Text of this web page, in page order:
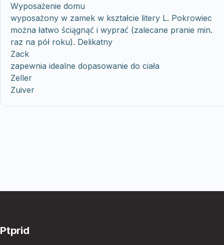
Wyposażenie domu
wyposażony w zamek w kształcie litery L. Pokrowiec
można łatwo ściągnąć i wyprać (zalecane pranie min.
raz na pół roku). Delikatny
Zack
zapewnia idealne dopasowanie do ciała
Zeller
Zuiver
Ptprid